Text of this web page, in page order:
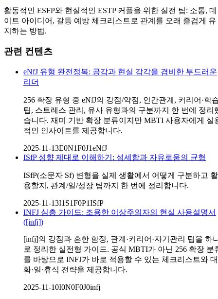
활동적인 ESFP와 현실적인 ESTP 커플을 위한 실전 팁: 소통, 데
이트 아이디어, 갈등 예방 체크리스트로 관계를 오래 즐겁게 유
지하는 방법.
관련 컨텐츠
eNfJ 유형 완전정복: 공감과 현실 감각을 겸비한 부드러운
리더
256 확장 유형 중 eNfJ의 강점/약점, 인간관계, 커리어·학
팁, 스트레스 관리, 유사 유형과의 구분까지 한 번에 정리
습니다. 재미 기반 확장 분류이지만 MBTI 사용자에게 실
적인 인사이트를 제공합니다.
2025-11-13E0N1F0J1eNfJ
ISfP 성향 제대로 이해하기: 섬세함과 자유로움의 균형
ISfP(소문자 Sf) 변형을 실제 생활에서 어떻게 구분하고 활
용할지, 관계/일/성장 팁까지 한 번에 정리합니다.
2025-11-13I1S1F0P1ISfP
INFJ 심층 가이드: 조용한 이상주의자의 현실 사용설명서
([infj])
[infj]의 강점과 흔한 함정, 관계·커리어·자기관리 팁을 하
로 정리한 실전형 가이드. 공식 MBTI가 아닌 256 확장 분
를 바탕으로 INFJ가 바로 적용할 수 있는 체크리스트와 대
화·일·휴식 전략을 제공합니다.
2025-11-10I0N0F0J0infj